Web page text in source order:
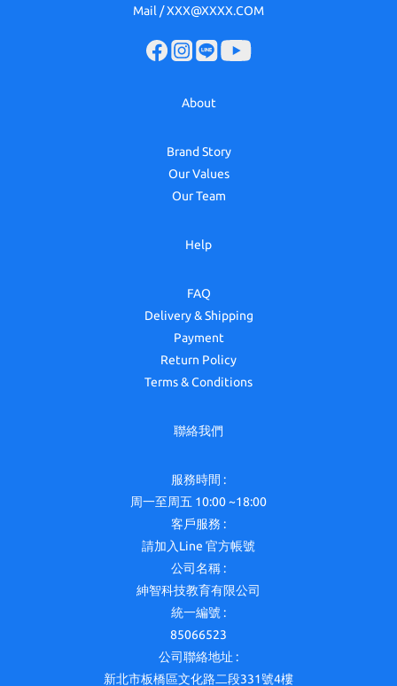
Mail / XXX@XXXX.COM
About
Brand Story
Our Values
Our Team
Help
FAQ
Delivery & Shipping
Payment
Return Policy
Terms & Conditions
聯絡我們
服務時間 :
周一至周五 10:00 ~18:00
客戶服務 :
請加入Line 官方帳號
公司名稱 :
紳智科技教育有限公司
統一編號 :
85066523
公司聯絡地址 :
新北市板橋區文化路二段331號4樓